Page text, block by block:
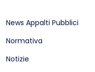
News Appalti Pubblici
Normativa
Notizie